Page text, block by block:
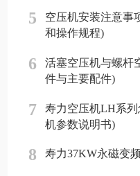
5
空压机安装注意事
和操作规程)
6
活塞空压机与螺杆
件与主要配件)
7
寿力空压机LH系
机参数说明书)
8 寿力37KW永磁变